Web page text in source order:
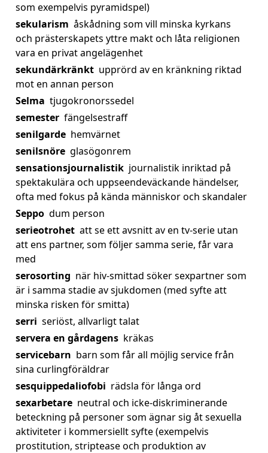
som exempelvis pyramidspel)
sekularism åskådning som vill minska kyrkans
och prästerskapets yttre makt och låta religionen
vara en privat angelägenhet
sekundärkränkt upprörd av en kränkning riktad
mot en annan person
Selma tjugokronorssedel
semester fängelsestraff
senilgarde hemvärnet
senilsnöre glasögonrem
sensationsjournalistik journalistik inriktad på
spektakulära och uppseendeväckande händelser,
ofta med fokus på kända människor och skandaler
Seppo dum person
serieotrohet att se ett avsnitt av en tv-serie utan
att ens partner, som följer samma serie, får vara
med
serosorting när hiv-smittad söker sexpartner som
är i samma stadie av sjukdomen (med syfte att
minska risken för smitta)
serri seriöst, allvarligt talat
servera en gårdagens kräkas
servicebarn barn som får all möjlig service från
sina curlingföräldrar
sesquippedaliofobi rädsla för långa ord
sexarbetare neutral och icke-diskriminerande
beteckning på personer som ägnar sig åt sexuella
aktiviteter i kommersiellt syfte (exempelvis
prostitution, striptease och produktion av